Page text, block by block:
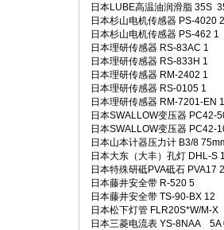
日本LUBE高温油润滑脂 35S
日本杉山电机传感器 PS-4020 2
日本杉山电机传感器 PS-462 1
日本理研传感器 RS-83AC 1
日本理研传感器 RS-833H 1
日本理研传感器 RM-2402 1
日本理研传感器 RS-0105 1
日本理研传感器 RM-7201-EN 1
日本SWALLOW变压器 PC42-
日本SWALLOW变压器 PC42-
日本山本计器压力计 B3/8
日本大东（大丰）孔灯 DHL-S
日本特殊研砥PVA砥石
日本藤井安全带 R-520 5
日本藤井安全带 TS-90-BX 12
日本松下灯管 FLR20S*W/
日本三菱电流表 YS-8NAA 5A